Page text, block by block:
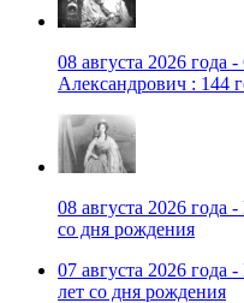
08 августа 2026 года
Александрович : 144
08 августа 2026 года
со дня рождения
07 августа 2026 года
лет со дня рождения